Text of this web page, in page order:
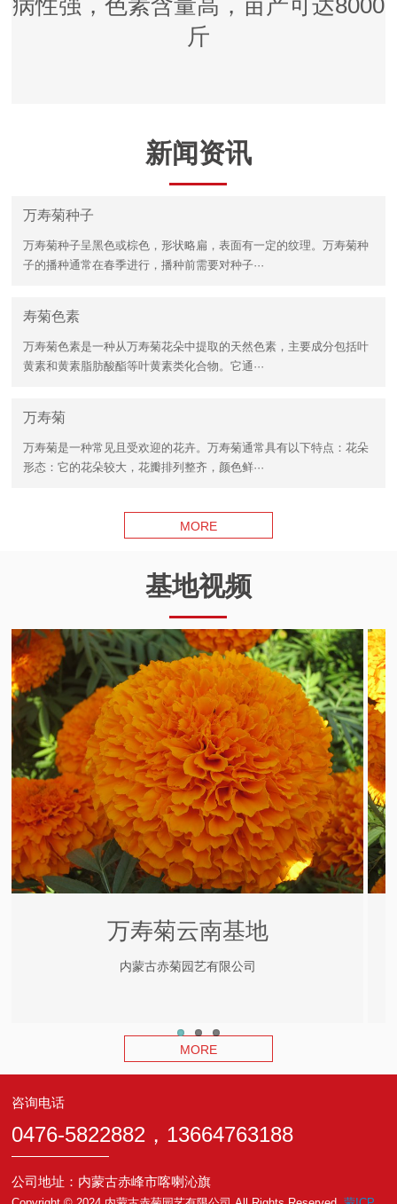
病性强，色素含量高，亩产可达8000
斤
新闻资讯
万寿菊种子
万寿菊种子呈黑色或棕色，形状略扁，表面有一定的纹理。万寿菊种
子的播种通常在春季进行，播种前需要对种子···
寿菊色素
万寿菊色素是一种从万寿菊花朵中提取的天然色素，主要成分包括叶
黄素和黄素脂肪酸酯等叶黄素类化合物。它通···
万寿菊
万寿菊是一种常见且受欢迎的花卉。万寿菊通常具有以下特点：花朵
形态：它的花朵较大，花瓣排列整齐，颜色鲜···
MORE
基地视频
万寿菊云南基地
内蒙古赤菊园艺有限公司
MORE
咨询电话
0476-5822882，13664763188
公司地址：内蒙古赤峰市喀喇沁旗